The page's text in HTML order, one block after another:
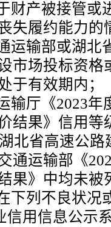
财产被接管或
失履约能力的
运输部或湖北
市场投标资格
于有效期内；
输厅《2023年
结果》信用等
北省高速公
通运输部《
果》中均未被
下列不良状况
信用信息公示